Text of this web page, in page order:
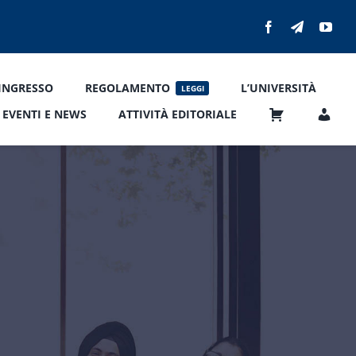
REGOLAMENTO LEGGI
L’UNIVERSITÀ
EVENTI E NEWS
ATTIVITÀ EDITORIALE